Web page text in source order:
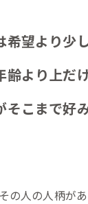
希望より少
齢より上だ
そこまで好
の人の人柄が